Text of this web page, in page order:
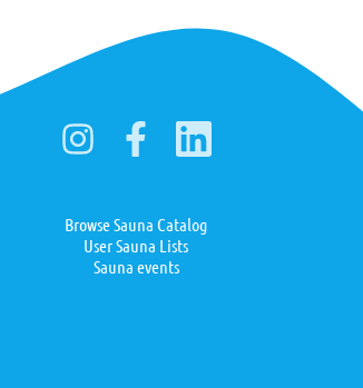
Browse Sauna Catalog
User Sauna Lists
Sauna events